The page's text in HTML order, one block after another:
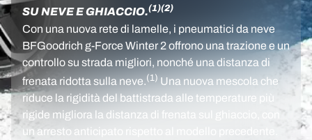
SU NEVE E GHIACCIO.(1)(2)
Con una nuova rete di lamelle, i pneumatici da neve
BFGoodrich g-Force Winter 2 offrono una trazione e un
controllo su strada migliori, nonché una distanza di
frenata ridotta sulla neve.(1) Una nuova mescola che
riduce la rigidità del battistrada alle temperature più
rigide migliora la distanza di frenata sul ghiaccio, con
un arresto anticipato rispetto al modello precedente.